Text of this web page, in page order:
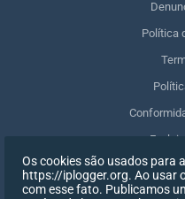
Política
Excluir
Retirar o
Os cookies são usados para
https://iplogger.org. Ao usar
com esse fato. Publicamos